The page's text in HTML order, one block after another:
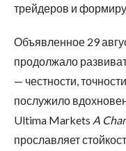
трейдеров и
Объявленное 29
продолжало
— честности,
послужило
Ultima Markets A
прославляет